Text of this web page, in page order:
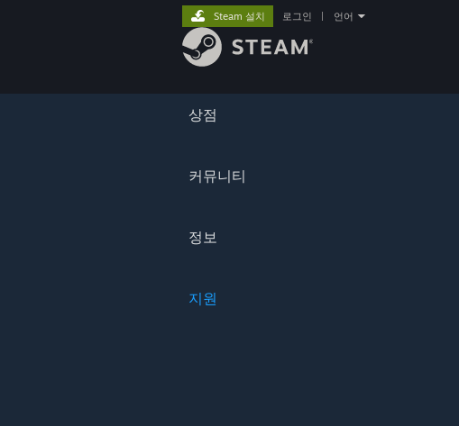
상점
커뮤니티
정보
지원
Steam 설치 로그인 언어